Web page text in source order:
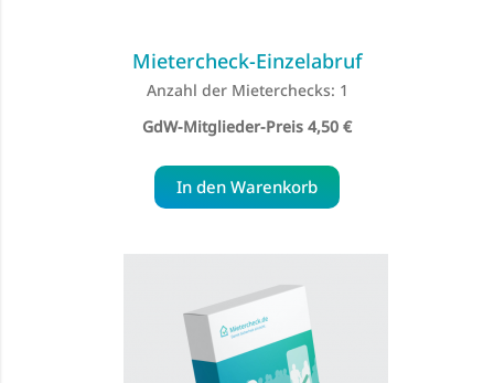
Mietercheck-Einzelabruf
Anzahl der Mieterchecks: 1
Special
Price
4,50 €
In den Warenkorb